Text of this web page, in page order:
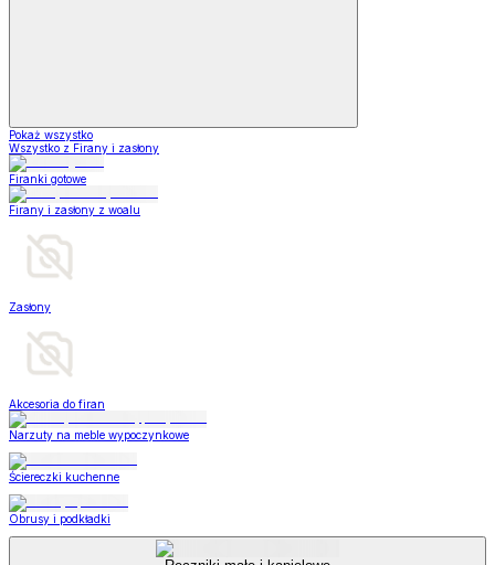
Pokaż wszystko
Wszystko z Firany i zasłony
Firanki gotowe
Firany i zasłony z woalu
Zasłony
Akcesoria do firan
Narzuty na meble wypoczynkowe
Ściereczki kuchenne
Obrusy i podkładki